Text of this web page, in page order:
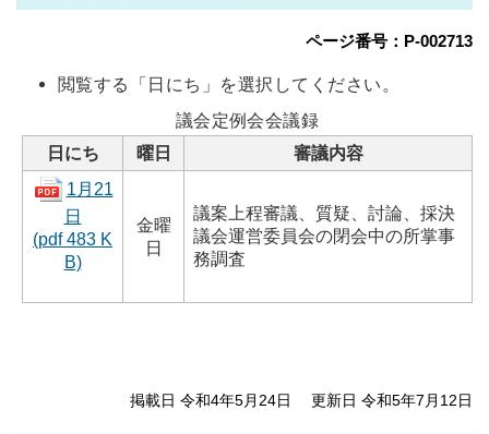
ページ番号：P-002713
閲覧する「日にち」を選択してください。
議会定例会会議録
日にち 曜日
審議内容
1月21
日
(pdf 483 K
B)
金曜
日
議案上程審議、質疑、討論、採決
議会運営委員会の閉会中の所掌事
務調査
掲載日 令和4年5月24日 更新日 令和5年7月12日